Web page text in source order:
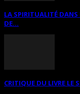
LA SPIRITUALITÉ DANS
DE...
CRITIQUE DU LIVRE LE